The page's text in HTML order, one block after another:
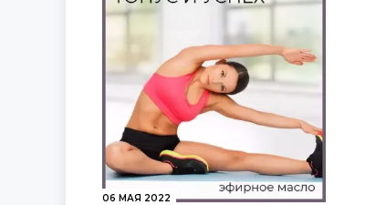
06 МАЯ 2022